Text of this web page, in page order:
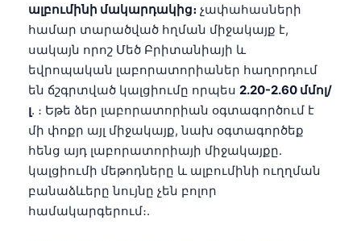
ալբումինի մակարդակից։ չափահասների
համար տարածված հղման միջակայք է,
սակայն որոշ Մեծ Բրիտանիայի և
եվրոպական լաբորատորիաներ հաղորդում
են ճշգրտված կալցիումը որպես 2.20-2.60 մմոլ/
լ. ։ Եթե ձեր լաբորատորիան օգտագործում է
մի փոքր այլ միջակայք, նախ օգտագործեք
հենց այդ լաբորատորիայի միջակայքը.
կալցիումի մեթոդները և ալբումինի ուղղման
բանաձևերը նույնը չեն բոլոր
համակարգերում։.